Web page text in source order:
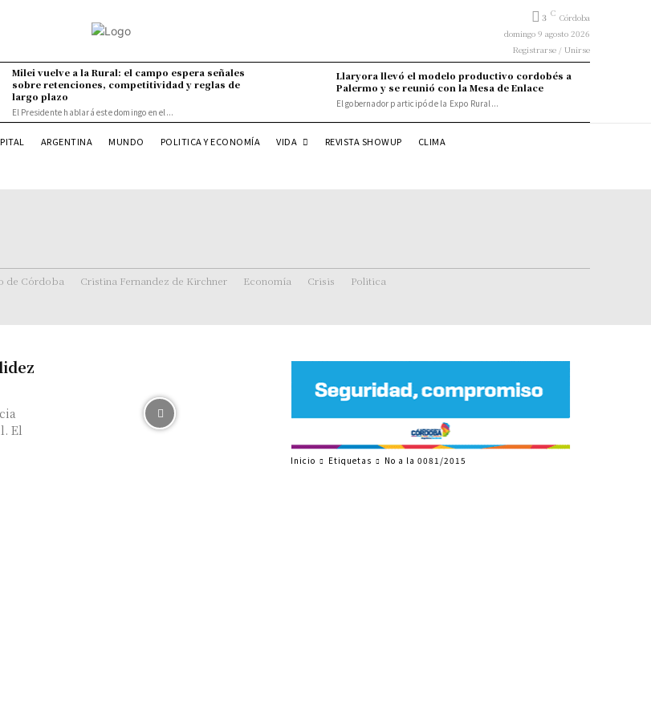
3 C Córdoba
domingo 9 agosto 2026
Registrarse / Unirse
Milei vuelve a la Rural: el campo espera señales
sobre retenciones, competitividad y reglas de
largo plazo
El Presidente hablará este domingo en el...
Llaryora llevó el modelo productivo cordobés a
Palermo y se reunió con la Mesa de Enlace
El gobernador participó de la Expo Rural...
ARGENTINA MUNDO POLITICA Y ECONOMÍA VIDA REVISTA SHOWUP CLIMA
de Córdoba Cristina Fernandez de Kirchner Economía Crisis Politica
Inicio Etiquetas No a la 0081/2015